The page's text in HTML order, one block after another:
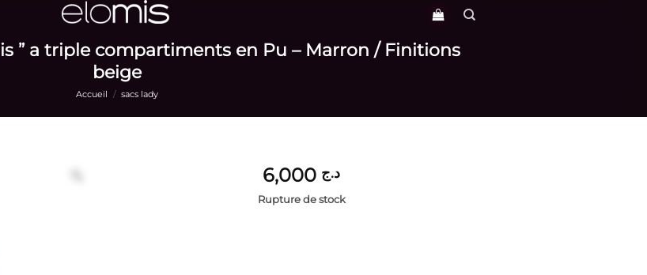
” a triple compartiments en Pu – Marron / Finitions
beige
Accueil / sacs lady
د.ج
Rupture de stock